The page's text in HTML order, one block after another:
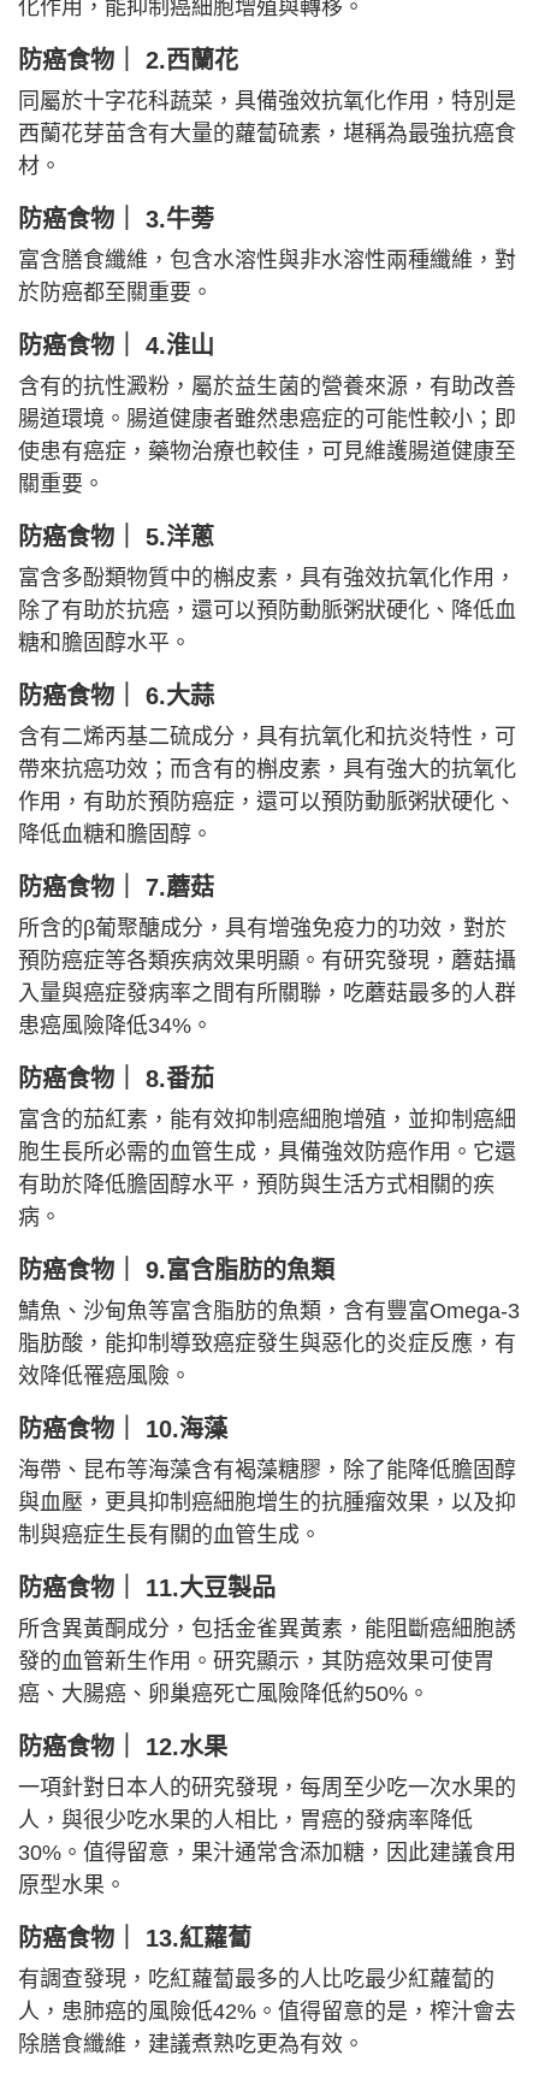
化作用，能抑制癌細胞增殖與轉移。
防癌食物｜ 2.西蘭花
同屬於十字花科蔬菜，具備強效抗氧化作用，特別是
西蘭花芽苗含有大量的蘿蔔硫素，堪稱為最強抗癌食
材。
防癌食物｜ 3.牛蒡
富含膳食纖維，包含水溶性與非水溶性兩種纖維，對
於防癌都至關重要。
防癌食物｜ 4.淮山
含有的抗性澱粉，屬於益生菌的營養來源，有助改善
腸道環境。腸道健康者雖然患癌症的可能性較小；即
使患有癌症，藥物治療也較佳，可見維護腸道健康至
關重要。
防癌食物｜ 5.洋蔥
富含多酚類物質中的槲皮素，具有強效抗氧化作用，
除了有助於抗癌，還可以預防動脈粥狀硬化、降低血
糖和膽固醇水平。
防癌食物｜ 6.大蒜
含有二烯丙基二硫成分，具有抗氧化和抗炎特性，可
帶來抗癌功效；而含有的槲皮素，具有強大的抗氧化
作用，有助於預防癌症，還可以預防動脈粥狀硬化、
降低血糖和膽固醇。
防癌食物｜ 7.蘑菇
所含的β葡聚醣成分，具有增強免疫力的功效，對於
預防癌症等各類疾病效果明顯。有研究發現，蘑菇攝
入量與癌症發病率之間有所關聯，吃蘑菇最多的人群
患癌風險降低34%。
防癌食物｜ 8.番茄
富含的茄紅素，能有效抑制癌細胞增殖，並抑制癌細
胞生長所必需的血管生成，具備強效防癌作用。它還
有助於降低膽固醇水平，預防與生活方式相關的疾
病。
防癌食物｜ 9.富含脂肪的魚類
鯖魚、沙甸魚等富含脂肪的魚類，含有豐富Omega-3
脂肪酸，能抑制導致癌症發生與惡化的炎症反應，有
效降低罹癌風險。
防癌食物｜ 10.海藻
海帶、昆布等海藻含有褐藻糖膠，除了能降低膽固醇
與血壓，更具抑制癌細胞增生的抗腫瘤效果，以及抑
制與癌症生長有關的血管生成。
防癌食物｜ 11.大豆製品
所含異黃酮成分，包括金雀異黃素，能阻斷癌細胞誘
發的血管新生作用。研究顯示，其防癌效果可使胃
癌、大腸癌、卵巢癌死亡風險降低約50%。
防癌食物｜ 12.水果
一項針對日本人的研究發現，每周至少吃一次水果的
人，與很少吃水果的人相比，胃癌的發病率降低
30%。值得留意，果汁通常含添加糖，因此建議食用
原型水果。
防癌食物｜ 13.紅蘿蔔
有調查發現，吃紅蘿蔔最多的人比吃最少紅蘿蔔的
人，患肺癌的風險低42%。值得留意的是，榨汁會去
除膳食纖維，建議煮熟吃更為有效。